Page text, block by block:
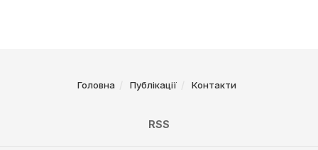
Головна Публікації Контакти
RSS